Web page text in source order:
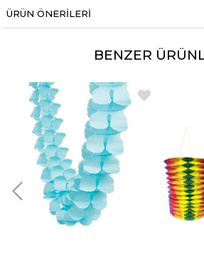
ÜRÜN ÖNERILERI
BENZER